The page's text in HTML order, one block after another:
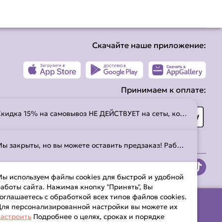
Скидка 15% на самовывоз НЕ ДЕЙСТВУЕТ на сеты, комбо и акционные предложения. Не суммируется с промокодами!!!
Мы закрыты, но вы можете оставить предзаказ! Работаем с 11:00 до 23:00. С временем работы можно ознакомиться на странице
используем файлы cookies для быстрой и удобной
сайта. Нажимая кнопку "Принять", Вы
с обработкой всех типов файлов cookies.
персонализированной настройки вы можете их
Подробнее о целях, сроках и порядке
Скачайте наше приложение:
Принимаем к оплате: